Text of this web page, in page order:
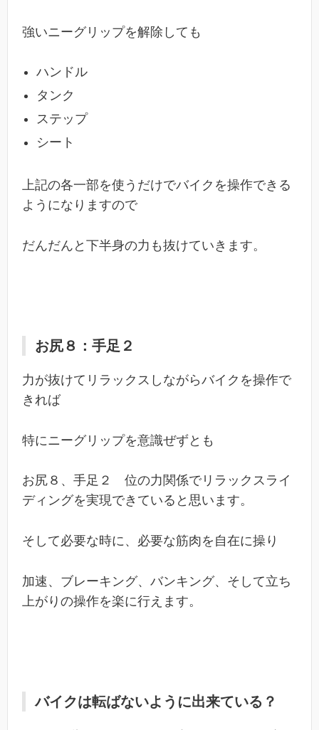
強いニーグリップを解除しても
ハンドル
タンク
ステップ
シート
上記の各一部を使うだけでバイクを操作できる
ようになりますので
だんだんと下半身の力も抜けていきます。
お尻８：手足２
力が抜けてリラックスしながらバイクを操作で
きれば
特にニーグリップを意識ぜずとも
お尻８、手足２ 位の力関係でリラックスライ
ディングを実現できていると思います。
そして必要な時に、必要な筋肉を自在に操り
加速、ブレーキング、バンキング、そして立ち
上がりの操作を楽に行えます。
バイクは転ばないように出来ている？